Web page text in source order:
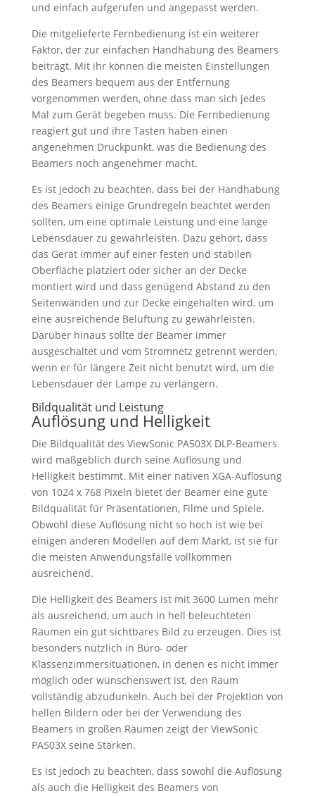
und einfach aufgerufen und angepasst werden.
Die mitgelieferte Fernbedienung ist ein weiterer
Faktor, der zur einfachen Handhabung des Beamers
beiträgt. Mit ihr können die meisten Einstellungen
des Beamers bequem aus der Entfernung
vorgenommen werden, ohne dass man sich jedes
Mal zum Gerät begeben muss. Die Fernbedienung
reagiert gut und ihre Tasten haben einen
angenehmen Druckpunkt, was die Bedienung des
Beamers noch angenehmer macht.
Es ist jedoch zu beachten, dass bei der Handhabung
des Beamers einige Grundregeln beachtet werden
sollten, um eine optimale Leistung und eine lange
Lebensdauer zu gewährleisten. Dazu gehört, dass
das Gerät immer auf einer festen und stabilen
Oberfläche platziert oder sicher an der Decke
montiert wird und dass genügend Abstand zu den
Seitenwänden und zur Decke eingehalten wird, um
eine ausreichende Belüftung zu gewährleisten.
Darüber hinaus sollte der Beamer immer
ausgeschaltet und vom Stromnetz getrennt werden,
wenn er für längere Zeit nicht benutzt wird, um die
Lebensdauer der Lampe zu verlängern.
Bildqualität und Leistung
Auflösung und Helligkeit
Die Bildqualität des ViewSonic PA503X DLP-Beamers
wird maßgeblich durch seine Auflösung und
Helligkeit bestimmt. Mit einer nativen XGA-Auflösung
von 1024 x 768 Pixeln bietet der Beamer eine gute
Bildqualität für Präsentationen, Filme und Spiele.
Obwohl diese Auflösung nicht so hoch ist wie bei
einigen anderen Modellen auf dem Markt, ist sie für
die meisten Anwendungsfälle vollkommen
ausreichend.
Die Helligkeit des Beamers ist mit 3600 Lumen mehr
als ausreichend, um auch in hell beleuchteten
Räumen ein gut sichtbares Bild zu erzeugen. Dies ist
besonders nützlich in Büro- oder
Klassenzimmersituationen, in denen es nicht immer
möglich oder wünschenswert ist, den Raum
vollständig abzudunkeln. Auch bei der Projektion von
hellen Bildern oder bei der Verwendung des
Beamers in großen Räumen zeigt der ViewSonic
PA503X seine Stärken.
Es ist jedoch zu beachten, dass sowohl die Auflösung
als auch die Helligkeit des Beamers von